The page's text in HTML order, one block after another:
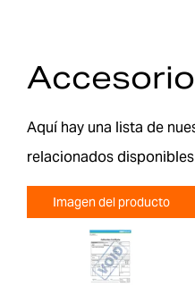
Aquí hay una lista de
relacionados
Imagen del producto